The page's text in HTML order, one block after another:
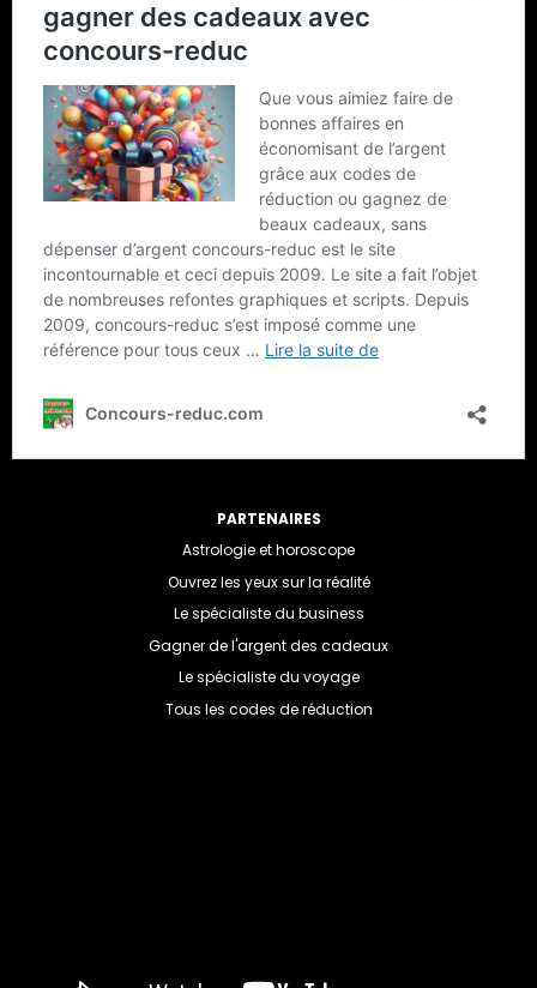
PARTENAIRES
Astrologie et horoscope
Ouvrez les yeux sur la réalité
Le spécialiste du business
Gagner de l'argent des cadeaux
Le spécialiste du voyage
Tous les codes de réduction